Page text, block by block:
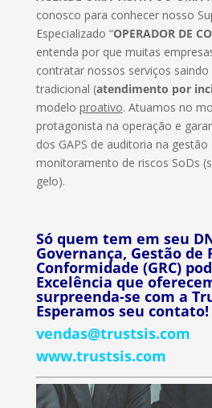
conosco para conhecer nosso
Especializado “OPERADOR DE
entenda por que muitas
contratar nossos serviços
tradicional (atendimento por
modelo proativo. Atuamos no
protagonista na operação e
dos GAPS de auditoria na gestão
monitoramento de riscos SoDs
gelo).
Só quem tem em seu
Governança, Gestão de
Conformidade (GRC)
Excelência que
surpreenda-se com a
Esperamos seu contato!
vendas@trustsis.com
www.trustsis.com